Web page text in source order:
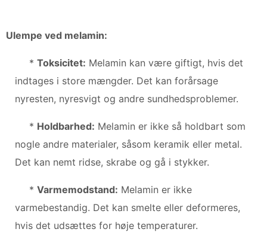
Ulempe ved melamin:
* Toksicitet: Melamin kan være giftigt, hvis det
indtages i store mængder. Det kan forårsage
nyresten, nyresvigt og andre sundhedsproblemer.
* Holdbarhed: Melamin er ikke så holdbart som
nogle andre materialer, såsom keramik eller metal.
Det kan nemt ridse, skrabe og gå i stykker.
* Varmemodstand: Melamin er ikke
varmebestandig. Det kan smelte eller deformeres,
hvis det udsættes for høje temperaturer.